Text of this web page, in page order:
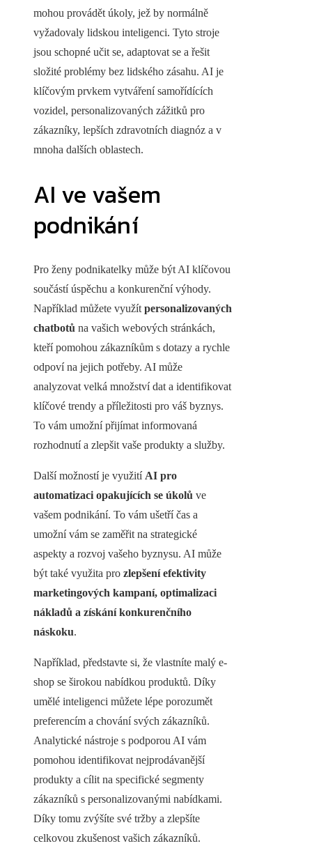
mohou provádět úkoly, jež by normálně
vyžadovaly lidskou inteligenci. Tyto stroje
jsou schopné učit se, adaptovat se a řešit
složité problémy bez lidského zásahu. AI je
klíčovým prvkem vytváření samořídících
vozidel, personalizovaných zážitků pro
zákazníky, lepších zdravotních diagnóz a v
mnoha dalších oblastech.
AI ve vašem
podnikání
Pro ženy podnikatelky může být AI klíčovou
součástí úspěchu a konkurenční výhody.
Například můžete využít personalizovaných
chatbotů na vašich webových stránkách,
kteří pomohou zákazníkům s dotazy a rychle
odpoví na jejich potřeby. AI může
analyzovat velká množství dat a identifikovat
klíčové trendy a příležitosti pro váš byznys.
To vám umožní přijímat informovaná
rozhodnutí a zlepšit vaše produkty a služby.
Další možností je využití AI pro
automatizaci opakujících se úkolů ve
vašem podnikání. To vám ušetří čas a
umožní vám se zaměřit na strategické
aspekty a rozvoj vašeho byznysu. AI může
být také využita pro zlepšení efektivity
marketingových kampaní, optimalizaci
nákladů a získání konkurenčního
náskoku.
Například, představte si, že vlastníte malý e-
shop se širokou nabídkou produktů. Díky
umělé inteligenci můžete lépe porozumět
preferencím a chování svých zákazníků.
Analytické nástroje s podporou AI vám
pomohou identifikovat nejprodávanější
produkty a cílit na specifické segmenty
zákazníků s personalizovanými nabídkami.
Díky tomu zvýšíte své tržby a zlepšíte
celkovou zkušenost vašich zákazníků.